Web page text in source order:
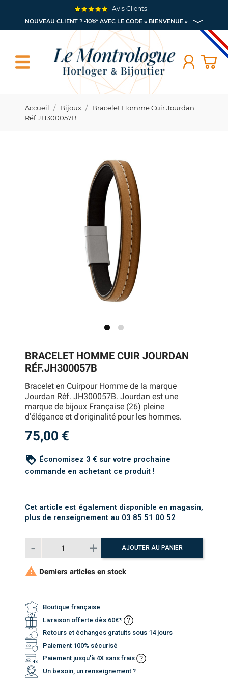
NOUVEAU CLIENT ? -10%* AVEC LE CODE « BIENVENUE »
Avis Clients
Accueil Bijoux
Bracelet Homme Cuir Jourdan
Réf.JH300057B
BRACELET HOMME CUIR JOURDAN
RÉF.JH300057B
Bracelet en Cuirpour Homme de la marque
Jourdan Réf. JH300057B. Jourdan est une
marque de bijoux Française (26) pleine
d'élégance et d'originalité pour les hommes.
75,00 €
loyalty Économisez 3 € sur votre prochaine
commande en achetant ce produit !
Cet article est également disponible en magasin,
plus de renseignement au 03 85 51 00 52
AJOUTER AU PANIER
 Derniers articles en stock
Boutique française
Livraison offerte dès 60€*
Retours et échanges gratuits sous 14 jours
Paiement 100% sécurisé
Paiement jusqu'à 4X sans frais
Un besoin, un renseignement ?